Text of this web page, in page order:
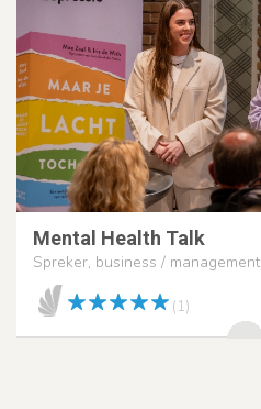
Mental Health Talk
Spreker, business / management
(1)